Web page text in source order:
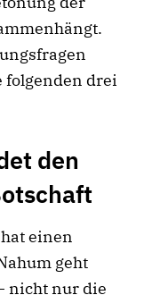
folgenden drei
den
einen
geht
nicht nur die